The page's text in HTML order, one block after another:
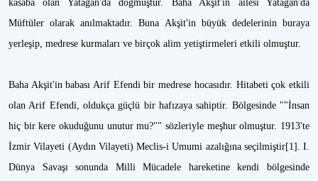
kasaba olan Yatağan'da doğmuştur. Baha Akşit'in ailesi Yatağan'da
Müftüler olarak anılmaktadır. Buna Akşit'in büyük dedelerinin buraya
yerleşip, medrese kurmaları ve birçok alim yetiştirmeleri etkili olmuştur.
Baha Akşit'in babası Arif Efendi bir medrese hocasıdır. Hitabeti çok etkili
olan Arif Efendi, oldukça güçlü bir hafızaya sahiptir. Bölgesinde ""İnsan
hiç bir kere okuduğunu unutur mu?"" sözleriyle meşhur olmuştur. 1913'te
İzmir Vilayeti (Aydın Vilayeti) Meclis-i Umumi azalığına seçilmiştir[1]. I.
Dünya Savaşı sonunda Milli Mücadele hareketine kendi bölgesinde